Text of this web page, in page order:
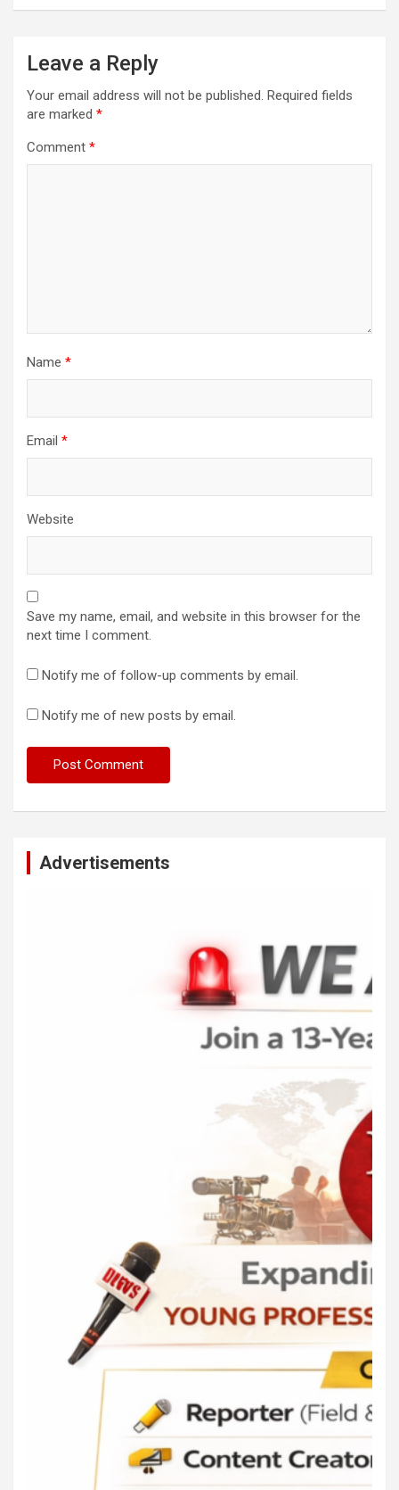
Leave a Reply
Your email address will not be published. Required fields
are marked *
Comment *
Name *
Email *
Website
Save my name, email, and website in this browser for the
next time I comment.
Notify me of follow-up comments by email.
Notify me of new posts by email.
Advertisements